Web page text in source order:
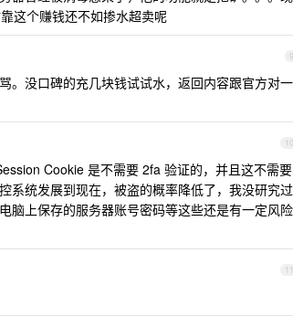
这个赚钱还不如掺水超卖呢
9
。没口碑的充几块钱试试水，返回内容跟官方对一
10
Cookie 是不需要 2fa 验证的，并且这不需要
系统发展到现在，被盗的概率降低了，我没研究过
脑上保存的服务器账号密码等这些还是有一定风险
11